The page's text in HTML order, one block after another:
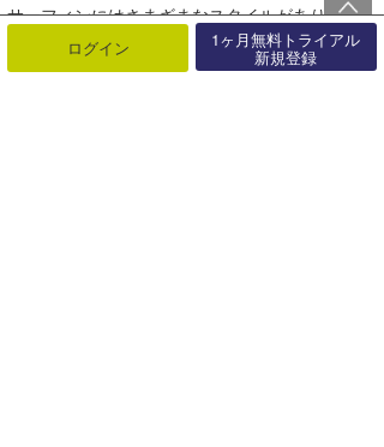
サーフィンにはさまざまなスタイルがありま
ログイン 1ヶ月無料トライアル
新規登録